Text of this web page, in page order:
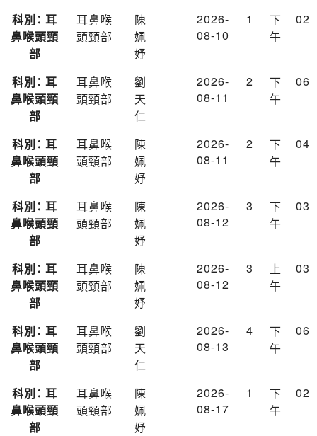
科別： 耳
鼻喉頭頸
部
耳鼻喉
頭頸部
陳
姵
妤
2026-
08-10
1
下
午
02
科別： 耳
鼻喉頭頸
部
耳鼻喉
頭頸部
劉
天
仁
2026-
08-11
2
下
午
06
科別： 耳
鼻喉頭頸
部
耳鼻喉
頭頸部
陳
姵
妤
2026-
08-11
2
下
午
04
科別： 耳
鼻喉頭頸
部
耳鼻喉
頭頸部
陳
姵
妤
2026-
08-12
3
下
午
03
科別： 耳
鼻喉頭頸
部
耳鼻喉
頭頸部
陳
姵
妤
2026-
08-12
3
上
午
03
科別： 耳
鼻喉頭頸
部
耳鼻喉
頭頸部
劉
天
仁
2026-
08-13
4
下
午
06
科別： 耳
鼻喉頭頸
部
耳鼻喉
頭頸部
陳
姵
妤
2026-
08-17
1
下
午
02